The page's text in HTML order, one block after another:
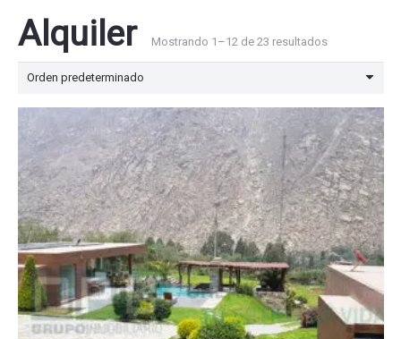
Alquiler Mostrando 1–12 de 23 resultados